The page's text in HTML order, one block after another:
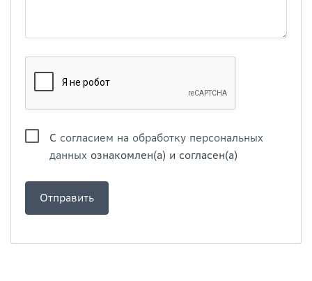
С согласием на обработку персональных
данных ознакомлен(а) и согласен(а)